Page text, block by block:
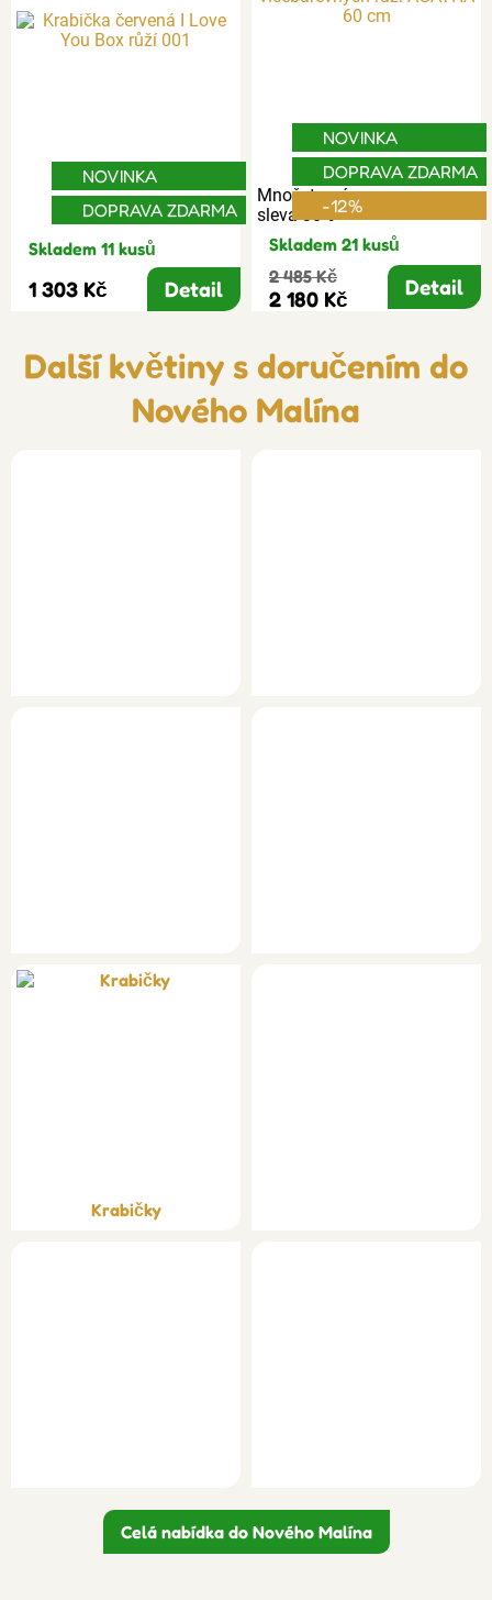
NOVINKA
DOPRAVA ZDARMA
Skladem 11 kusů
1 303 Kč Detail
Množstevní
sleva 30%
NOVINKA
DOPRAVA ZDARMA
-12%
Skladem 21 kusů
2 485 Kč
2 180 Kč Detail
Další květiny s doručením do
Nového Malína
Krabičky
Celá nabídka do Nového Malína